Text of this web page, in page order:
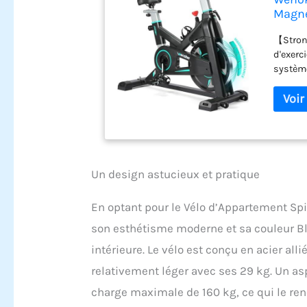
【
d'une
du
【
Un design astucieux et pratique
En optant pour le Vélo d’Appartement
son esthétisme moderne et sa couleur
intérieure. Le vélo est conçu en acier
relativement léger avec ses 29 kg. Un
charge maximale de 160 kg, ce qui le